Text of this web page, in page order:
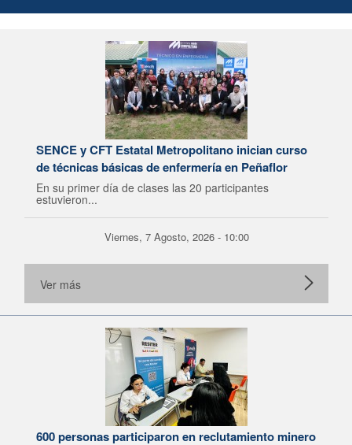
SENCE y CFT Estatal Metropolitano inician curso
de técnicas básicas de enfermería en Peñaflor
En su primer día de clases las 20 participantes
estuvieron...
Viernes, 7 Agosto, 2026 - 10:00
Ver más
600 personas participaron en reclutamiento minero